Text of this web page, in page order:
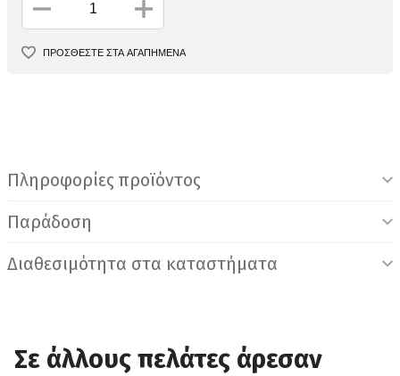
ΠΡΟΣΘΕΣΤΕ ΣΤΑ ΑΓΑΠΗΜΕΝΑ
Πληροφορίες προϊόντος
Παράδοση
Διαθεσιμότητα στα καταστήματα
Σε άλλους πελάτες άρεσαν